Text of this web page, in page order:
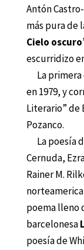
Antón
más pura de
Cielo oscuro
escurridizo
La primera
en 1979, y
Literario” de
Pozanco.
La poesía
Cernuda,
Rainer M.
poema lleno
barcelonesa
poesía de